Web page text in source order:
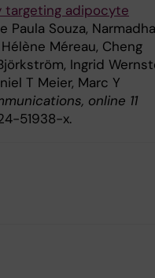
targeting adipocyte
Paula Souza, Narmadha
Méreau, Cheng
Ingrid
T Meier, Marc Y
online 11
51938-x.